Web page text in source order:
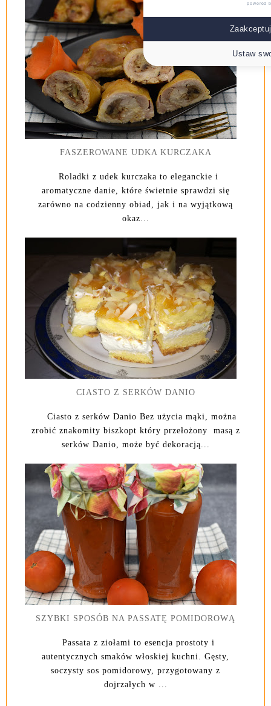
FASZEROWANE UDKA KURCZAKA
Roladki z udek kurczaka to eleganckie i
aromatyczne danie, które świetnie sprawdzi się
zarówno na codzienny obiad, jak i na wyjątkową
okaz...
CIASTO Z SERKÓW DANIO
Ciasto z serków Danio Bez użycia mąki, można
zrobić znakomity biszkopt który przełożony masą z
serków Danio, może być dekoracją...
SZYBKI SPOSÓB NA PASSATĘ POMIDOROWĄ
Passata z ziołami to esencja prostoty i
autentycznych smaków włoskiej kuchni. Gęsty,
soczysty sos pomidorowy, przygotowany z
dojrzałych w ...
powered
Ustaw